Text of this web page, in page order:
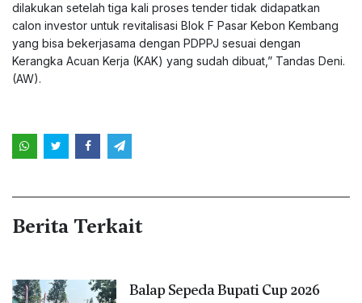
dilakukan setelah tiga kali proses tender tidak didapatkan
calon investor untuk revitalisasi Blok F Pasar Kebon Kembang
yang bisa bekerjasama dengan PDPPJ sesuai dengan
Kerangka Acuan Kerja (KAK) yang sudah dibuat,” Tandas Deni.
(AW).
Berita Terkait
Balap Sepeda Bupati Cup 2026